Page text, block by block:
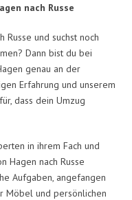
nach Russe
Russe und suchst noch
Dann bist du bei
genau an der
Erfahrung und unserem
dass dein Umzug
in ihrem Fach und
Hagen nach Russe
Aufgaben, angefangen
Möbel und persönlichen